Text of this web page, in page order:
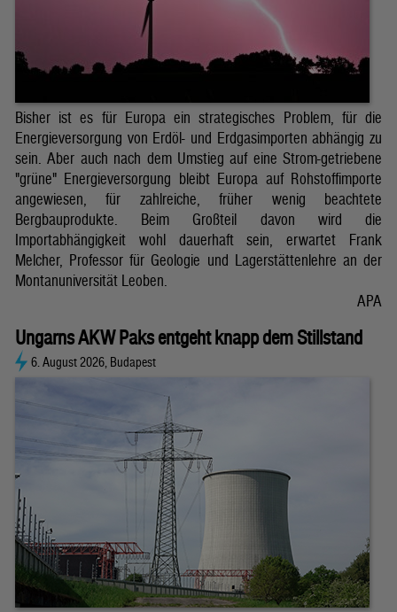
Bisher ist es für Europa ein strategisches Problem, für die
Energieversorgung von Erdöl- und Erdgasimporten abhängig zu
sein. Aber auch nach dem Umstieg auf eine Strom-getriebene
"grüne" Energieversorgung bleibt Europa auf Rohstoffimporte
angewiesen, für zahlreiche, früher wenig beachtete
Bergbauprodukte. Beim Großteil davon wird die
Importabhängigkeit wohl dauerhaft sein, erwartet Frank
Melcher, Professor für Geologie und Lagerstättenlehre an der
Montanuniversität Leoben.
APA
Ungarns AKW Paks entgeht knapp dem Stillstand
6. August 2026, Budapest